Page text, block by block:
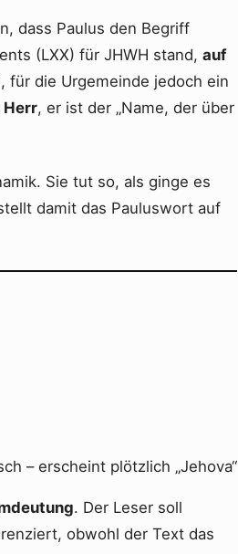
dass Paulus den Begriff
(LXX) für JHWH stand, auf
für die Urgemeinde jedoch ein
Herr, er ist der „Name, der über
Sie tut so, als ginge es
damit das Pauluswort auf
– erscheint plötzlich „Jehova“
. Der Leser soll
obwohl der Text das